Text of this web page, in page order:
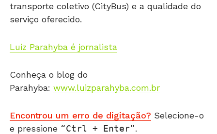
transporte coletivo (CityBus) e a qualidade do
serviço oferecido.
Luiz Parahyba é jornalista
Conheça o blog do
Parahyba: www.luizparahyba.com.br
Encontrou um erro de digitação? Selecione-o
e pressione
Ctrl + Enter .